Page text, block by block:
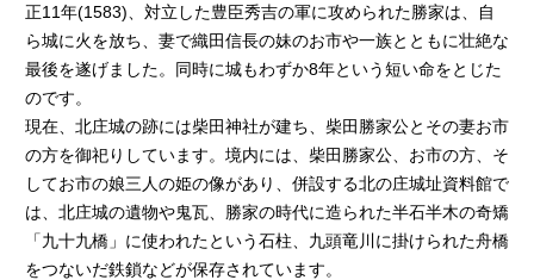
正11年(1583)、対立した豊臣秀吉の軍に攻められた勝家は、自
ら城に火を放ち、妻で織田信長の妹のお市や一族とともに壮絶な
最後を遂げました。同時に城もわずか8年という短い命をとじた
のです。
現在、北庄城の跡には柴田神社が建ち、柴田勝家公とその妻お市
の方を御祀りしています。境内には、柴田勝家公、お市の方、そ
してお市の娘三人の姫の像があり、併設する北の庄城址資料館で
は、北庄城の遺物や鬼瓦、勝家の時代に造られた半石半木の奇矯
「九十九橋」に使われたという石柱、九頭竜川に掛けられた舟橋
をつないだ鉄鎖などが保存されています。